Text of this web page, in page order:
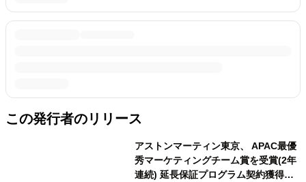
この発行者のリリース
アストンマーティン東京、 APAC最優
秀マーケティングチーム賞を受賞(2年
連続) 延長保証プログラム契約獲得率